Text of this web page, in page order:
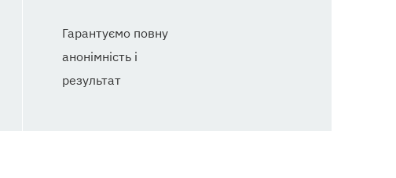
Гарантуємо повну
анонімність і
результат